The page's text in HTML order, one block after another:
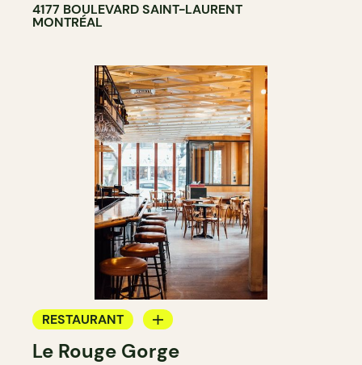
4177 BOULEVARD SAINT-LAURENT
MONTRÉAL
RESTAURANT
BAR
Le Rouge Gorge